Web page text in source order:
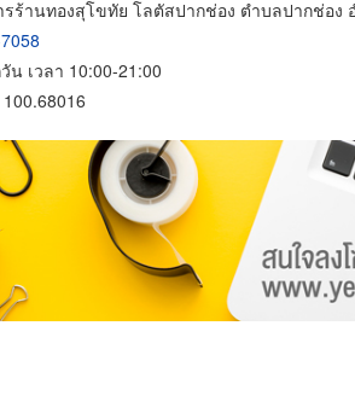
รร้านทองสุโขทัย โลตัสปากช่อง ตำบลปากช่อง
น เวลา 10:00-21:00